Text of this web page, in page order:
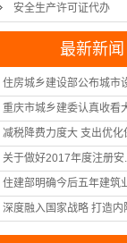
安全生产许可证代办
最新新闻
住房城乡建设部公布城市
重庆市城乡建委认真收看
减税降费力度大 支出优化
关于做好2017年度注册安
住建部明确今后五年建筑
深度融入国家战略 打造内